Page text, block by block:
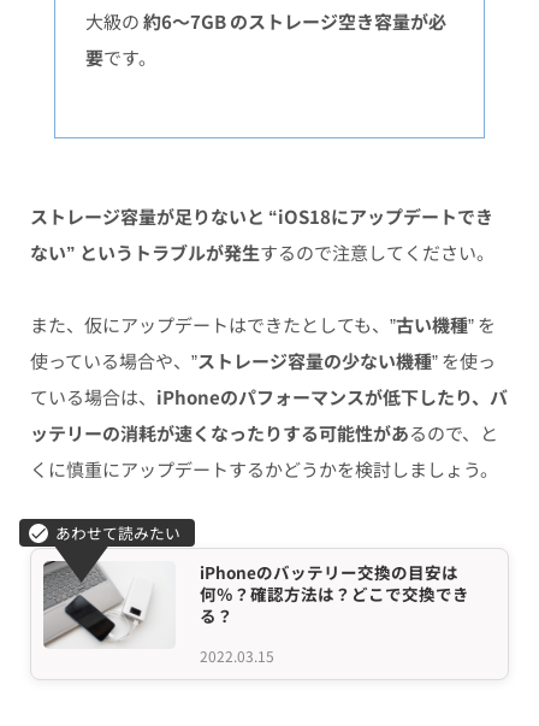
大級の約6〜7GB のストレージ空き容量が必
要です。
ストレージ容量が足りないと “iOS18にアップデートでき
ない” というトラブルが発生するので注意してください。
また、仮にアップデートはできたとしても、”古い機種” を
使っている場合や、”ストレージ容量の少ない機種” を使っ
ている場合は、 iPhoneのパフォーマンスが低下したり、バ
ッテリーの消耗が速くなったりする可能性があるので、と
くに慎重にアップデートするかどうかを検討しましょう。
2022.03.15
iPhoneのバッテリー交換の目安は
何％？確認方法は？どこで交換でき
る？